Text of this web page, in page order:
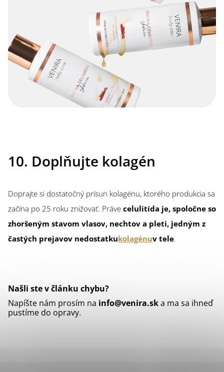
10. Doplňujte kolagén
Doprajte si dostatočný prísun kolagénu, ktorého produkcia sa
začína po 25 roku znižovať. Práve celulitída je, spoločne so
zhoršeným stavom vlasov, nechtov a pleti, jedným z
častých prejavov nedostatkukolagénuv tele.
Našli ste v článku chybu?
Napíšte nám prosím na info@venira.ska ma sa ihneď
pustíme do opravy.